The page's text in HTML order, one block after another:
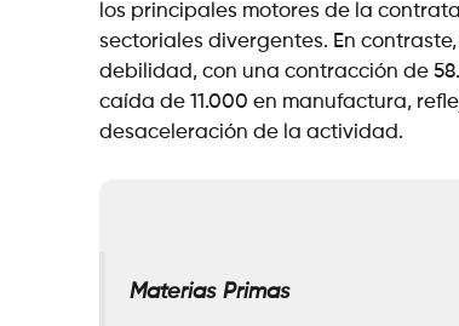
los principales motores de la
sectoriales divergentes. En
debilidad, con una contracción de
caída de 11.000 en manufactura,
desaceleración de la actividad.
Materias Primas